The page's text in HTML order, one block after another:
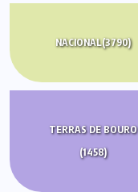
NACIONAL(3790)
TERRAS DE BOURO
(1458)